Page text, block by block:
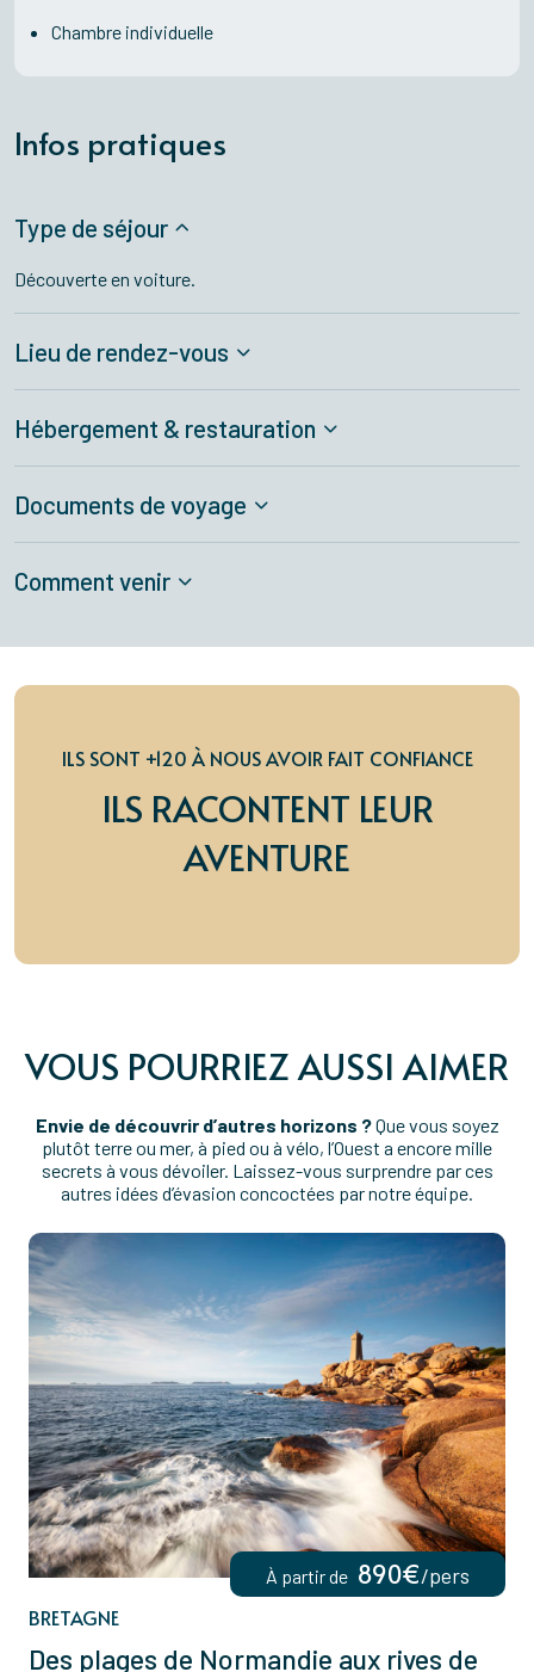
Chambre individuelle
Infos pratiques
Type de séjour
Découverte en voiture.
Lieu de rendez-vous
Hébergement & restauration
Documents de voyage
Comment venir
ILS SONT +120 À NOUS AVOIR FAIT CONFIANCE
ILS RACONTENT LEUR
AVENTURE
VOUS POURRIEZ AUSSI AIMER
Envie de découvrir d’autres horizons ?Que vous soyez
plutôt terre ou mer, à pied ou à vélo, l’Ouest a encore mille
secrets à vous dévoiler. Laissez-vous surprendre par ces
autres idées d’évasion concoctées par notre équipe.
BRETAGNE
Des plages de Normandie aux rives de
À partir de 890€/pers